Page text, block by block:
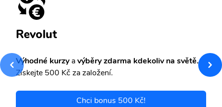
Revolut
Výhodné kurzyavýběry zdarma kdekoliv na světě.
Získejte 500 Kč za založení.
Chci bonus 500 Kč!